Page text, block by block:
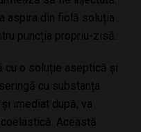
aspira din fiolă soluția
puncția propriu-zisă.
cu o soluție aseptică și
cu substanța
imediat după, va
Această